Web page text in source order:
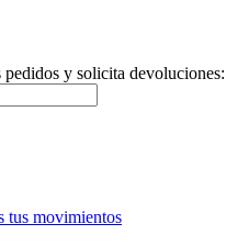
pedidos y solicita devoluciones:
tus movimientos